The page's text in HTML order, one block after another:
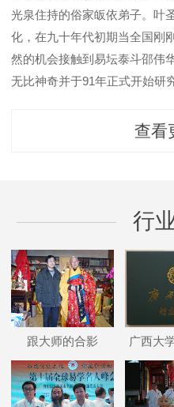
光泉住持的俗家皈依弟子。叶
化，在九十年代初期当全国刚
然的机会接触到易坛泰斗邵伟
无比神奇并于91年正式开始研
查看
行
跟大师的合影 广西大